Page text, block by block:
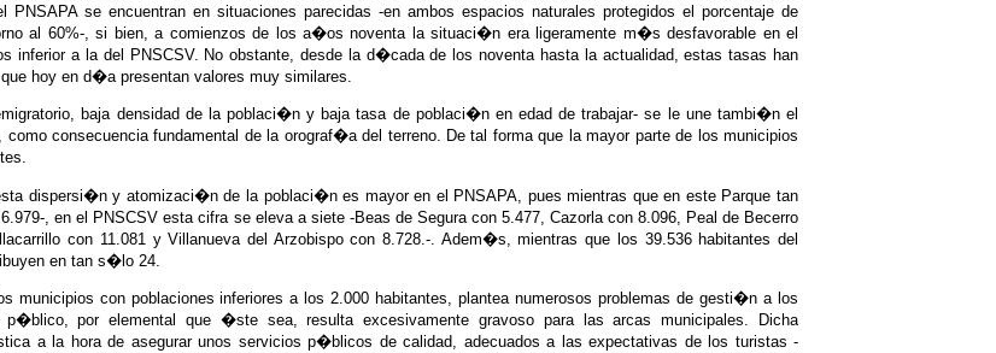
se encuentran en situaciones parecidas -en ambos espacios naturales protegidos el porcentaje de
al 60%-, si bien, a comienzos de los a�os noventa la situaci�n era ligeramente m�s desfavorable en el
inferior a la del PNSCSV. No obstante, desde la d�cada de los noventa hasta la actualidad, estas tasas han
hoy en d�a presentan valores muy similares.
baja densidad de la poblaci�n y baja tasa de poblaci�n en edad de trabajar- se le une tambi�n el
consecuencia fundamental de la orograf�a del terreno. De tal forma que la mayor parte de los municipios
dispersi�n y atomizaci�n de la poblaci�n es mayor en el PNSAPA, pues mientras que en este Parque tan
, en el PNSCSV esta cifra se eleva a siete -Beas de Segura con 5.477, Cazorla con 8.096, Peal de Becerro
con 11.081 y Villanueva del Arzobispo con 8.728.-. Adem�s, mientras que los 39.536 habitantes del
en tan s�lo 24.
municipios con poblaciones inferiores a los 2.000 habitantes, plantea numerosos problemas de gesti�n a los
por elemental que �ste sea, resulta excesivamente gravoso para las arcas municipales. Dicha
a la hora de asegurar unos servicios p�blicos de calidad, adecuados a las expectativas de los turistas -